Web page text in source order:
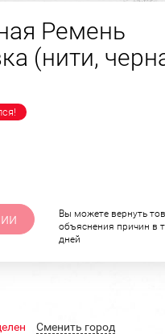
Ремень
(нити,
Вы можете вернуть
объяснения причин в
дней
Cменить город